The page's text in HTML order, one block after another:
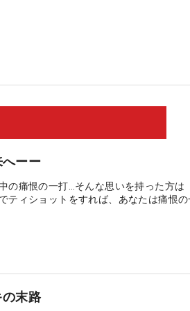
ーー
の痛恨の一打…そんな思いを持った方は
ティショットをすれば、あなたは痛恨
末路